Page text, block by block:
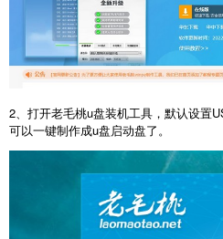
2、打开老毛桃u盘装机工具，默认设置
可以一键制作成u盘启动盘了。